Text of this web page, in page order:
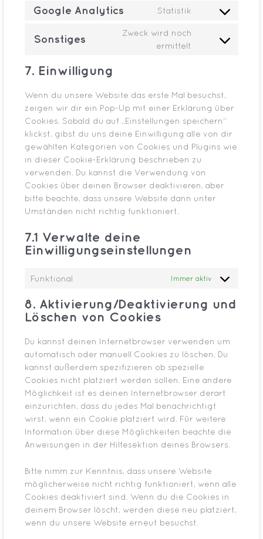
Google Analytics Statistik
Sonstiges
Zweck wird noch
ermittelt
7. Einwilligung
Wenn du unsere Website das erste Mal besuchst,
zeigen wir dir ein Pop-Up mit einer Erklärung über
Cookies. Sobald du auf „Einstellungen speichern“
klickst, gibst du uns deine Einwilligung alle von dir
gewählten Kategorien von Cookies und Plugins wie
in dieser Cookie-Erklärung beschrieben zu
verwenden. Du kannst die Verwendung von
Cookies über deinen Browser deaktivieren, aber
bitte beachte, dass unsere Website dann unter
Umständen nicht richtig funktioniert.
7.1 Verwalte deine
Einwilligungseinstellungen
Funktional Immer aktiv
8. Aktivierung/Deaktivierung und
Löschen von Cookies
Du kannst deinen Internetbrowser verwenden um
automatisch oder manuell Cookies zu löschen. Du
kannst außerdem spezifizieren ob spezielle
Cookies nicht platziert werden sollen. Eine andere
Möglichkeit ist es deinen Internetbrowser derart
einzurichten, dass du jedes Mal benachrichtigt
wirst, wenn ein Cookie platziert wird. Für weitere
Information über diese Möglichkeiten beachte die
Anweisungen in der Hilfesektion deines Browsers.
Bitte nimm zur Kenntnis, dass unsere Website
möglicherweise nicht richtig funktioniert, wenn alle
Cookies deaktiviert sind. Wenn du die Cookies in
deinem Browser löscht, werden diese neu platziert,
wenn du unsere Website erneut besuchst.